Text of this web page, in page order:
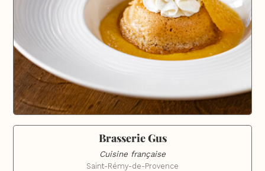
Brasserie Gus
Cuisine française
Saint-Rémy-de-Provence